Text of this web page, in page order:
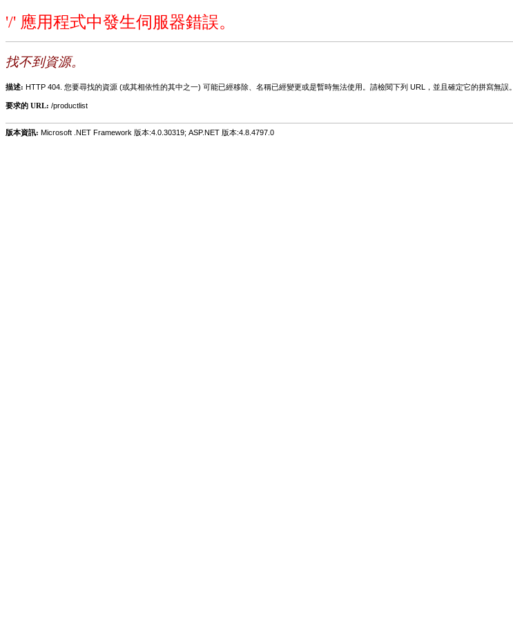
'/' 應用程式中發生伺服器錯誤。
找不到資源。
描述: HTTP 404. 您要尋找的資源 (或其相依性的其中之一) 可能已經移除、名稱已經變更或是暫時無法使用。請檢閱下列 URL，並且確定它的拼寫無誤。
要求的 URL: /productlist
版本資訊: Microsoft .NET Framework 版本:4.0.30319; ASP.NET 版本:4.8.4797.0